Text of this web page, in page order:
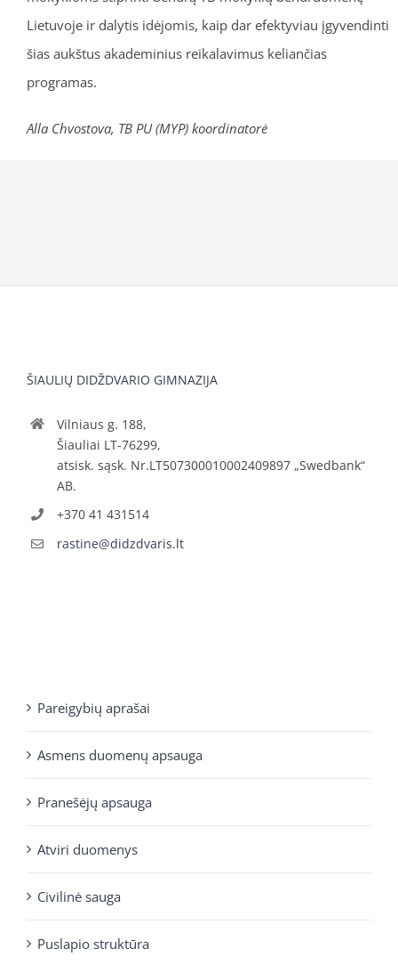
Lietuvoje ir dalytis idėjomis, kaip dar efektyviau įgyvendinti
šias aukštus akademinius reikalavimus keliančias
programas.
Alla Chvostova, TB PU (MYP) koordinatorė
ŠIAULIŲ DIDŽDVARIO GIMNAZIJA
Vilniaus g. 188,
Šiauliai LT-76299,
atsisk. sąsk. Nr.LT507300010002409897 „Swedbank“
AB.
+370 41 431514
rastine@didzdvaris.lt
Pareigybių aprašai
Asmens duomenų apsauga
Pranešėjų apsauga
Atviri duomenys
Civilinė sauga
Puslapio struktūra